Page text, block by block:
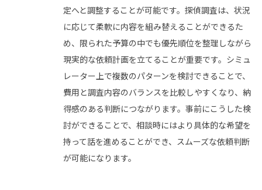
定へと調整することが可能です。探偵調査は、状況
に応じて柔軟に内容を組み替えることができるた
め、限られた予算の中でも優先順位を整理しながら
現実的な依頼計画を立てることが重要です。シミュ
レーター上で複数のパターンを検討できることで、
費用と調査内容のバランスを比較しやすくなり、納
得感のある判断につながります。事前にこうした検
討ができることで、相談時にはより具体的な希望を
持って話を進めることができ、スムーズな依頼判断
が可能になります。